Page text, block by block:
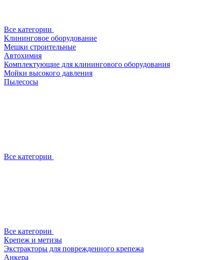
Все категории
Клининговое оборудование
Мешки строительные
Автохимия
Комплектующие для клинингового оборудования
Мойки высокого давления
Пылесосы
Все категории
Все категории
Крепеж и метизы
Экстракторы для поврежденного крепежа
Анкера